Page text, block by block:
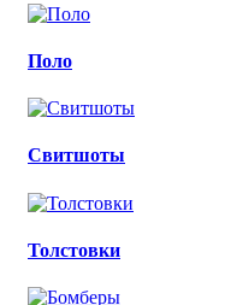
Поло
Свитшоты
Толстовки